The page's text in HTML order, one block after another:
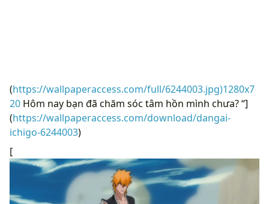
(https://wallpaperaccess.com/full/6244003.jpg)1280x7
20 Hôm nay bạn đã chăm sóc tâm hồn mình chưa? “]
(https://wallpaperaccess.com/download/dangai-
ichigo-6244003)
[